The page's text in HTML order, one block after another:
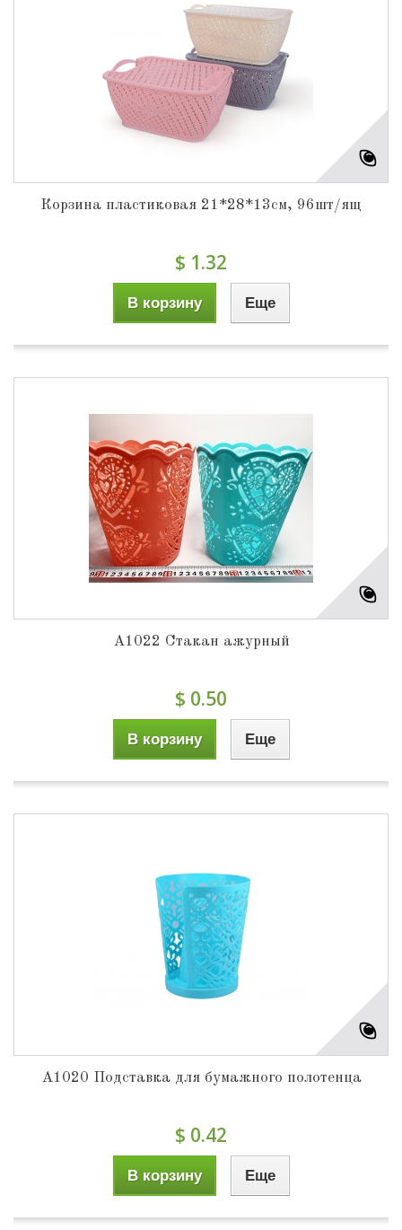
Корзина пластиковая 21*28*13см, 96шт/ящ
$ 1.32
В корзину Еще
А1022 Стакан ажурный
$ 0.50
В корзину Еще
А1020 Подставка для бумажного полотенца
$ 0.42
В корзину Еще